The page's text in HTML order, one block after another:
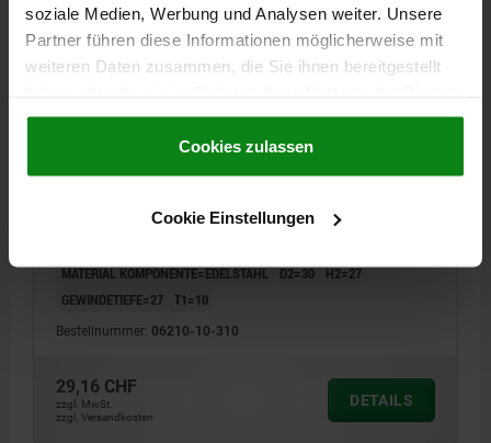
soziale Medien, Werbung und Analysen weiter. Unsere
Partner führen diese Informationen möglicherweise mit
weiteren Daten zusammen, die Sie ihnen bereitgestellt
gesammelt haben.Cookie Richtlinien
Datenschutz|AGB
Cookies zulassen
Cookie Einstellungen
MATERIAL KOMPONENTE=EDELSTAHL D2=30 H2=27
GEWINDETIEFE=27 T1=10
Bestellnummer: 06210-10-310
29,16 CHF
zzgl. MwSt.
zzgl. Versandkosten
DETAILS